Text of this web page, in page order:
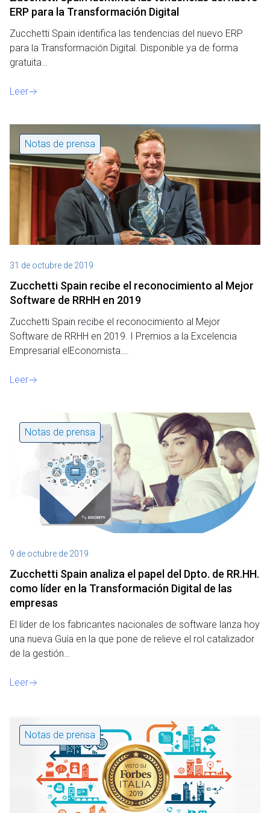
ERP para la Transformación Digital
Zucchetti Spain identifica las tendencias del nuevo ERP
para la Transformación Digital. Disponible ya de forma
gratuita…
Leer
Notas de prensa
31 de octubre de 2019
Zucchetti Spain recibe el reconocimiento al Mejor
Software de RRHH en 2019
Zucchetti Spain recibe el reconocimiento al Mejor
Software de RRHH en 2019. I Premios a la Excelencia
Empresarial elEconomista….
Leer
Notas de prensa
9 de octubre de 2019
Zucchetti Spain analiza el papel del Dpto. de RR.HH.
como líder en la Transformación Digital de las
empresas
El líder de los fabricantes nacionales de software lanza hoy
una nueva Guía en la que pone de relieve el rol catalizador
de la gestión…
Leer
Notas de prensa